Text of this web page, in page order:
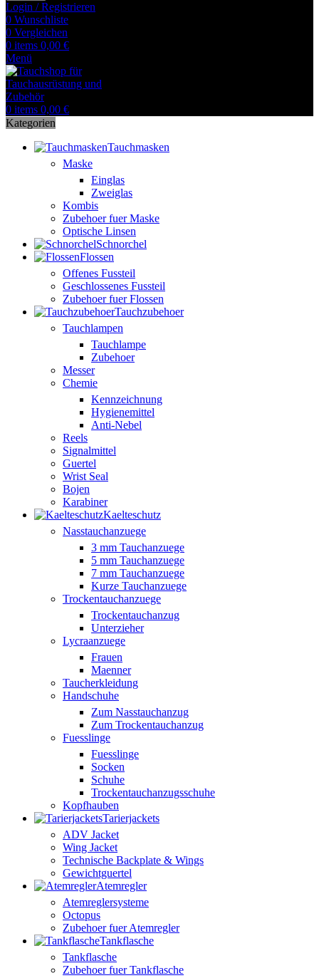
Login / Registrieren
0 Wunschliste
0 Vergleichen
0 items 0,00 €
Menü
0 items 0,00 €
Kategorien
Tauchmasken
Maske
Einglas
Zweiglas
Kombis
Zubehoer fuer Maske
Optische Linsen
Schnorchel
Flossen
Offenes Fussteil
Geschlossenes Fussteil
Zubehoer fuer Flossen
Tauchzubehoer
Tauchlampen
Tauchlampe
Zubehoer
Messer
Chemie
Kennzeichnung
Hygienemittel
Anti-Nebel
Reels
Signalmittel
Guertel
Wrist Seal
Bojen
Karabiner
Kaelteschutz
Nasstauchanzuege
3 mm Tauchanzuege
5 mm Tauchanzuege
7 mm Tauchanzuege
Kurze Tauchanzuege
Trockentauchanzuege
Trockentauchanzug
Unterzieher
Lycraanzuege
Frauen
Maenner
Taucherkleidung
Handschuhe
Zum Nasstauchanzug
Zum Trockentauchanzug
Fuesslinge
Fuesslinge
Socken
Schuhe
Trockentauchanzugsschuhe
Kopfhauben
Tarierjackets
ADV Jacket
Wing Jacket
Technische Backplate & Wings
Gewichtguertel
Atemregler
Atemreglersysteme
Octopus
Zubehoer fuer Atemregler
Tankflasche
Tankflasche
Zubehoer fuer Tankflasche